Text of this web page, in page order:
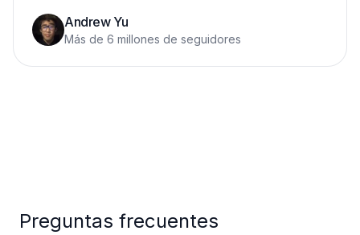
Andrew Yu
Más de 6 millones de seguidores
Preguntas frecuentes